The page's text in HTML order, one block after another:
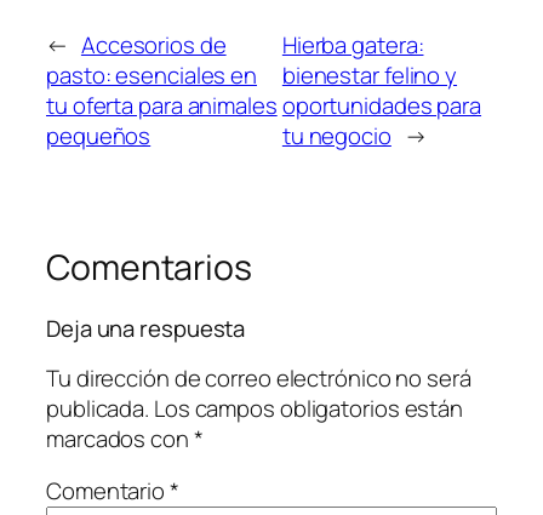
← Accesorios de
pasto: esenciales en
tu oferta para animales
pequeños
Hierba gatera:
bienestar felino y
oportunidades para
tu negocio →
Comentarios
Deja una respuesta
Tu dirección de correo electrónico no será
publicada. Los campos obligatorios están
marcados con*
Comentario*